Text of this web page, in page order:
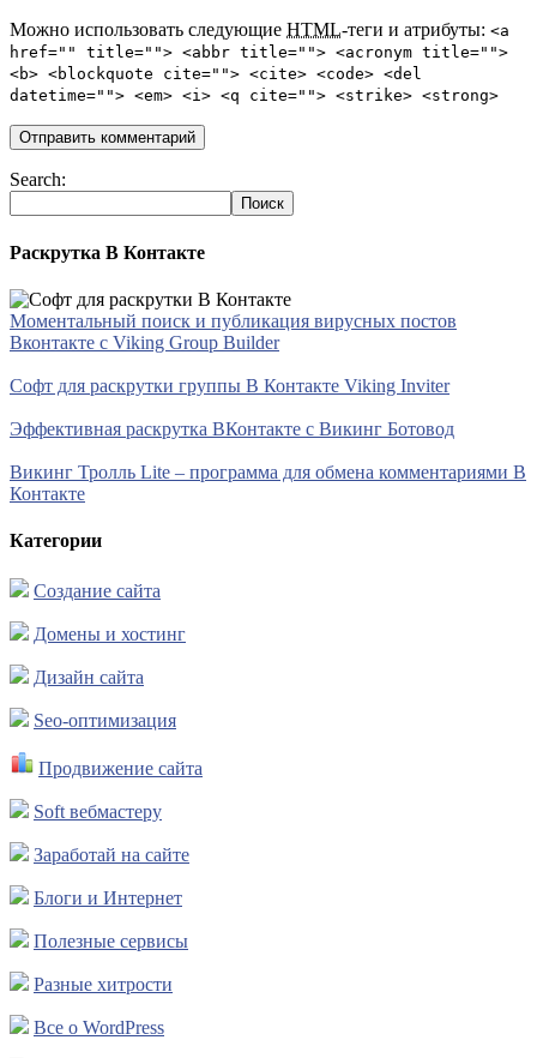
Можно использовать следующие HTML-теги и атрибуты: <a
href="" title=""> <abbr title=""> <acronym title="">
<b> <blockquote cite=""> <cite> <code> <del
datetime=""> <em> <i> <q cite=""> <strike> <strong>
Search:
Раскрутка В Контакте
Моментальный поиск и публикация вирусных постов
Вконтакте с Viking Group Builder
Софт для раскрутки группы В Контакте Viking Inviter
Эффективная раскрутка ВКонтакте с Викинг Ботовод
Викинг Тролль Lite – программа для обмена комментариями В
Контакте
Категории
Создание сайта
Домены и хостинг
Дизайн сайта
Seo-оптимизация
Продвижение сайта
Soft вебмастеру
Заработай на сайте
Блоги и Интернет
Полезные сервисы
Разные хитрости
Все о WordPress